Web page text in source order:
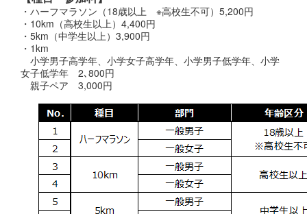
・ハーフマラソン（18歳以上 ※高校生不可）5,200円
・10km（高校生以上）4,400円
・5km（中学生以上）3,900円
・1km
小学男子高学年、小学女子高学年、小学男子低学年、小学
女子低学年 2､800円
親子ペア 3,000円